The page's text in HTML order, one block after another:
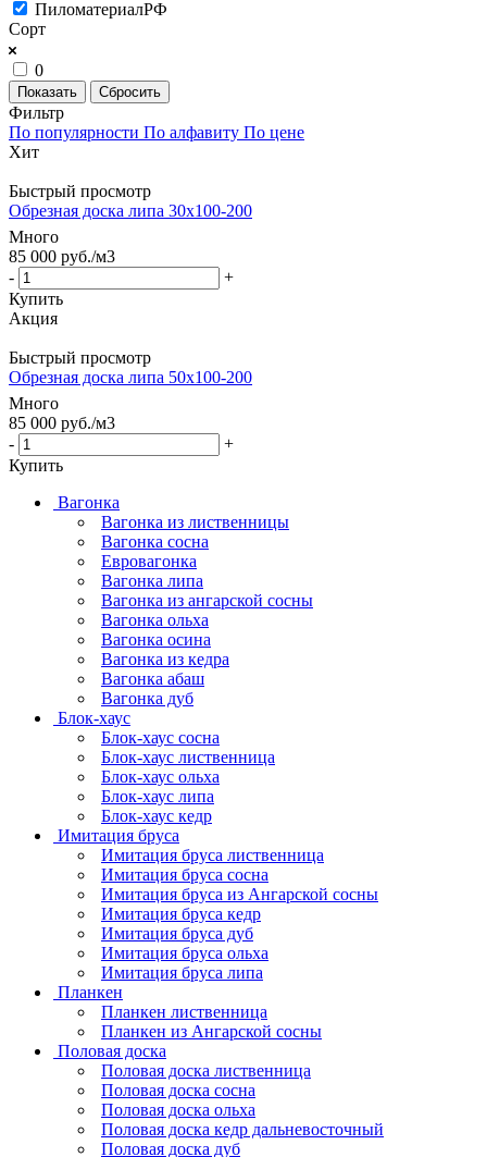
ПиломатериалРФ
Сорт
0
Сбросить
Фильтр
По популярности По алфавиту По цене
Хит
Быстрый просмотр
Обрезная доска липа 30х100-200
Много
85 000 руб./м3
-
+
Купить
Акция
Быстрый просмотр
Обрезная доска липа 50х100-200
Много
85 000 руб./м3
-
+
Купить
Вагонка
Вагонка из лиственницы
Вагонка сосна
Евровагонка
Вагонка липа
Вагонка из ангарской сосны
Вагонка ольха
Вагонка осина
Вагонка из кедра
Вагонка абаш
Вагонка дуб
Блок-хаус
Блок-хаус сосна
Блок-хаус лиственница
Блок-хаус ольха
Блок-хаус липа
Блок-хаус кедр
Имитация бруса
Имитация бруса лиственница
Имитация бруса сосна
Имитация бруса из Ангарской сосны
Имитация бруса кедр
Имитация бруса дуб
Имитация бруса ольха
Имитация бруса липа
Планкен
Планкен лиственница
Планкен из Ангарской сосны
Половая доска
Половая доска лиственница
Половая доска сосна
Половая доска ольха
Половая доска кедр дальневосточный
Половая доска дуб